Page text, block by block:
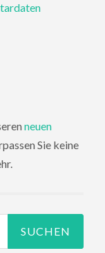
neuen
Sie keine